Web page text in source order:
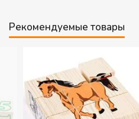
Рекомендуемые товары